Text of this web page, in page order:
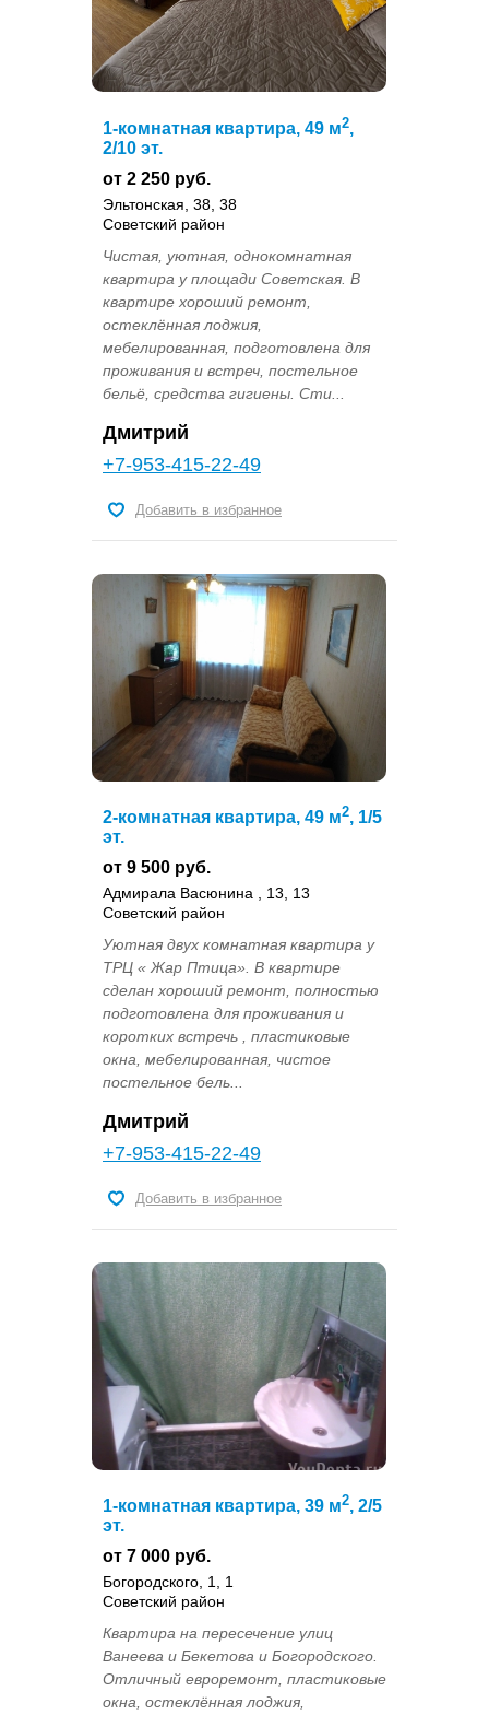
1-комнатная квартира, 49 м2,
2/10 эт.
от 2 250 руб.
Эльтонская, 38, 38
Советский район
Чистая, уютная, однокомнатная
квартира у площади Советская. В
квартире хороший ремонт,
остеклённая лоджия,
мебелированная, подготовлена для
проживания и встреч, постельное
бельё, средства гигиены. Сти...
Дмитрий
+7-953-415-22-49
Добавить в избранное
2-комнатная квартира, 49 м2, 1/5
эт.
от 9 500 руб.
Адмирала Васюнина , 13, 13
Советский район
Уютная двух комнатная квартира у
ТРЦ « Жар Птица». В квартире
сделан хороший ремонт, полностью
подготовлена для проживания и
коротких встречь , пластиковые
окна, мебелированная, чистое
постельное бель...
Дмитрий
+7-953-415-22-49
Добавить в избранное
1-комнатная квартира, 39 м2, 2/5
эт.
от 7 000 руб.
Богородского, 1, 1
Советский район
Квартира на пересечение улиц
Ванеева и Бекетова и Богородского.
Отличный евроремонт, пластиковые
окна, остеклённая лоджия,